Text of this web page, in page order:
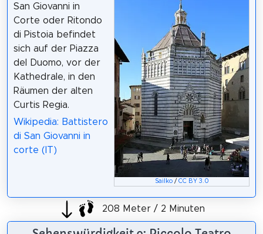
Sailko/ CC BY 3.0
San Giovanni in
Corte oder Ritondo
di Pistoia befindet
sich auf der Piazza
del Duomo, vor der
Kathedrale, in den
Räumen der alten
Curtis Regia.
Wikipedia: Battistero
di San Giovanni in
corte (IT)
208 Meter / 2 Minuten